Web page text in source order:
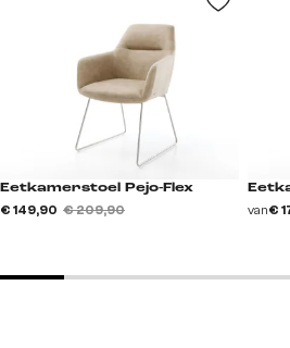
Eetkamerstoel Pejo-Flex
€ 149,90 € 209,90 van€